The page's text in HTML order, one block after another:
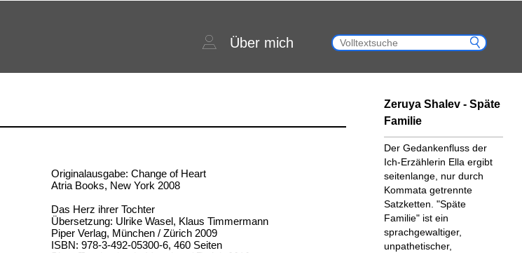
Über mich
Originalausgabe: Change of Heart
Atria Books, New York 2008
Das Herz ihrer Tochter
Übersetzung: Ulrike Wasel, Klaus Timmermann
Piper Verlag, München / Zürich 2009
ISBN: 978-3-492-05300-6, 460 Seiten
Zeruya Shalev - Späte
Familie
Der Gedankenfluss der
Ich-Erzählerin Ella ergibt
seitenlange, nur durch
Kommata getrennte
Satzketten. "Späte
Familie" ist ein
sprachgewaltiger,
unpathetischer,